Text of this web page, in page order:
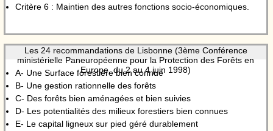
Critère 6 : Maintien des autres fonctions socio-économiques.
Les 24 recommandations de Lisbonne (3ème Conférence
ministérielle Paneuropéenne pour la Protection des Forêts en
Europe, du 2 au 4 juin 1998)
A- Une Surface forestière bien connue
B- Une gestion rationnelle des forêts
C- Des forêts bien aménagées et bien suivies
D- Les potentialités des milieux forestiers bien connues
E- Le capital ligneux sur pied géré durablement